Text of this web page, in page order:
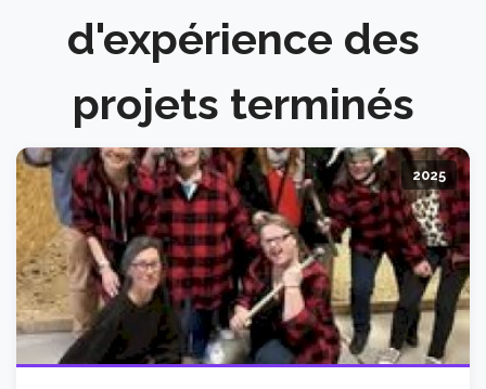
d'expérience des
projets terminés
2025